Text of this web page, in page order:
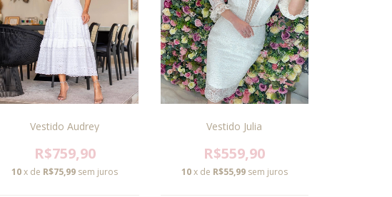
Vestido Audrey
R$759,90
10x de R$75,99 sem juros
Vestido Julia
R$559,90
10x de R$55,99 sem juros